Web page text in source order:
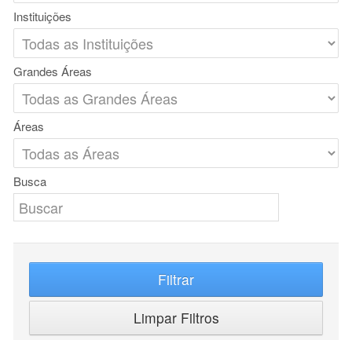
Instituições
Grandes Áreas
Áreas
Busca
Filtrar
Limpar Filtros